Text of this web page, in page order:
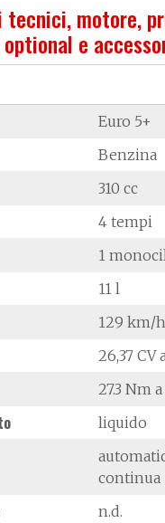
tecnici, motore,
e
Euro 5+
Benzina
310 cc
4 tempi
1
11 l
129 km/h
26,37 CV
27.3 Nm
liquido
continua
n.d.